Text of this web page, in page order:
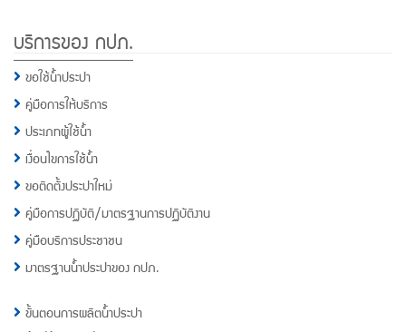
Footer
Menu
บริการของ กปภ.
ขอใช้น้ำประปา
คู่มือการให้บริการ
ประเภทผู้ใช้น้ำ
เงื่อนไขการใช้น้ำ
ขอติดตั้งประปาใหม่
คู่มือการปฏิบัติ/มาตรฐานการปฏิบัติงาน
คู่มือบริการประชาชน
มาตรฐานน้ำประปาของ กปภ.
ขั้นตอนการผลิตน้ำประปา